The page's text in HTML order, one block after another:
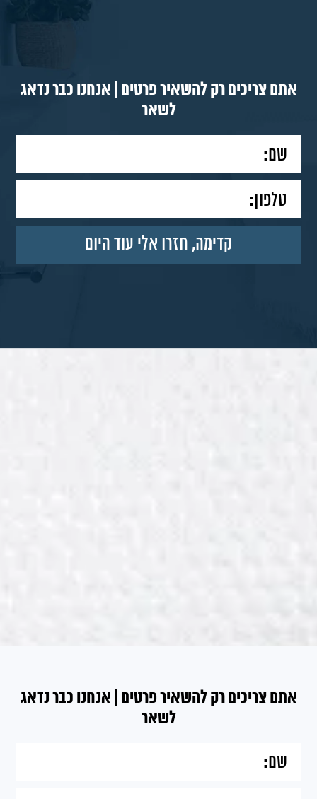
אתם צריכים רק להשאיר פרטים | אנחנו כבר נדאג
לשאר
אתם צריכים רק להשאיר פרטים | אנחנו כבר נדאג
לשאר